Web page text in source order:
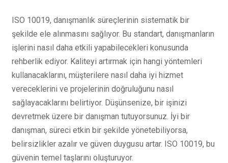
ISO 10019, danışmanlık süreçlerinin sistematik bir
şekilde ele alınmasını sağlıyor. Bu standart, danışmanların
işlerini nasıl daha etkili yapabilecekleri konusunda
rehberlik ediyor. Kaliteyi artırmak için hangi yöntemleri
kullanacaklarını, müşterilere nasıl daha iyi hizmet
vereceklerini ve projelerinin doğruluğunu nasıl
sağlayacaklarını belirtiyor. Düşünsenize, bir işinizi
devretmek üzere bir danışman tutuyorsunuz. İyi bir
danışman, süreci etkin bir şekilde yönetebiliyorsa,
belirsizlikler azalır ve güven duygusu artar. ISO 10019, bu
güvenin temel taşlarını oluşturuyor.